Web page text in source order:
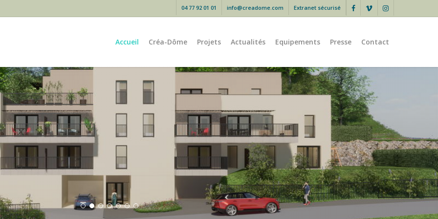
facebookvimeo instagram
04 77 92 01 01 info@creadome.com Extranet sécurisé
Accueil Créa-Dôme Projets Actualités Equipements Presse Contact